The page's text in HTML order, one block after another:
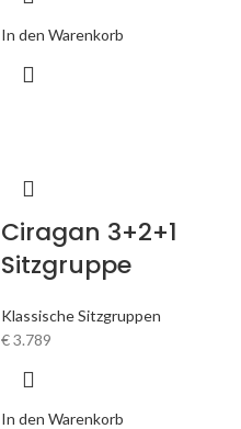
In den Warenkorb
Ciragan 3+2+1
Sitzgruppe
Klassische Sitzgruppen
€3.789
In den Warenkorb